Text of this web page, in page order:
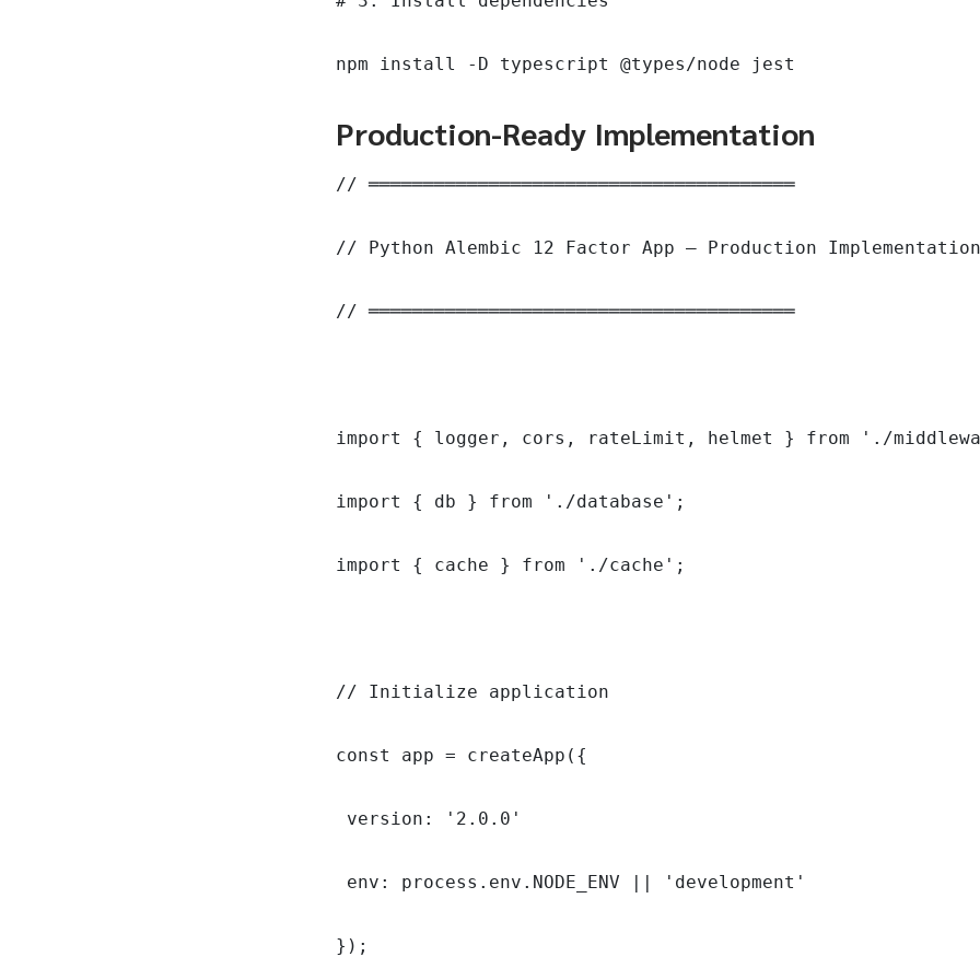
npm install -D typescript @types/node jest
Production-Ready Implementation
// ═══════════════════════════════════════
// Python Alembic 12 Factor App — Production Implementation
// ═══════════════════════════════════════
import { logger, cors, rateLimit, helmet } from './
import { db } from './database';
import { cache } from './cache';
// Initialize application
const app = createApp({
version: '2.0.0'
env: process.env.NODE_ENV || 'development'
});